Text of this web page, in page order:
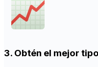
3. Obtén el mejor